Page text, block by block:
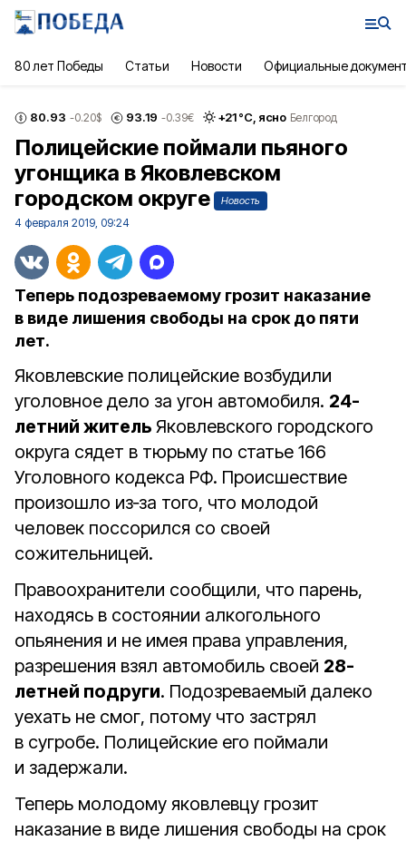
80 лет Победы Статьи Новости Официальные
80.93 -0.20$ 93.19 -0.39€ +21°С, ясно Белгород
Полицейские поймали пьяного
угонщика в Яковлевском
городском округе
Новость
4 февраля 2019, 09:24
Теперь подозреваемому грозит наказание
в виде лишения свободы на срок до пяти
лет.
Яковлевские полицейские возбудили
уголовное дело за угон автомобиля. 24-
летний житель Яковлевского городского
округа сядет в тюрьму по статье 166
Уголовного кодекса РФ. Происшествие
произошло из‑за того, что молодой
человек поссорился со своей
сожительницей.
Правоохранители сообщили, что парень,
находясь в состоянии алкогольного
опьянения и не имея права управления,
разрешения взял автомобиль своей 28-
летней подруги. Подозреваемый далеко
уехать не смог, потому что застрял
в сугробе. Полицейские его поймали
и задержали.
Теперь молодому яковлевцу грозит
наказание в виде лишения свободы на срок